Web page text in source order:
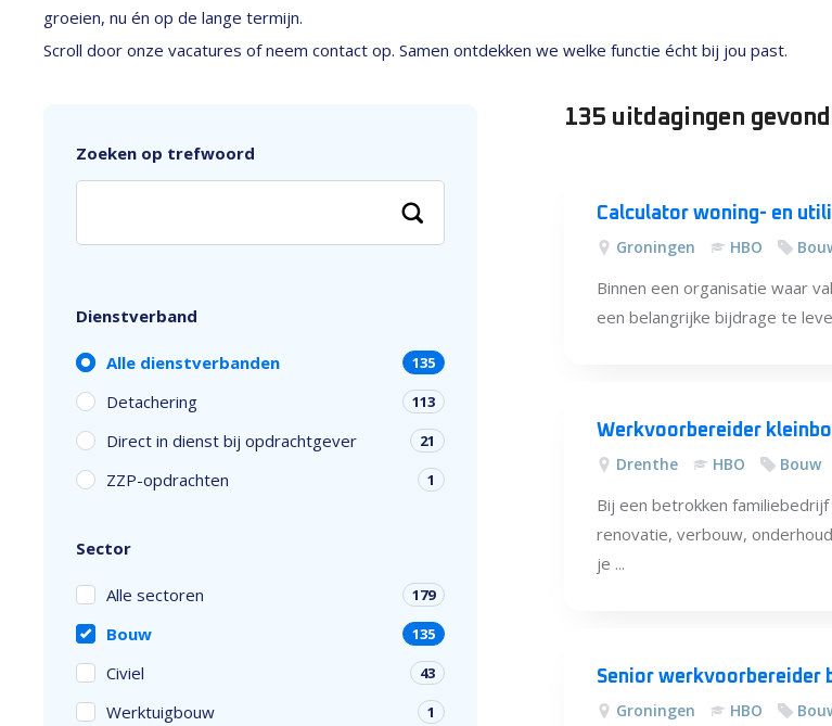
groeien, nu én op de lange termijn.
Scroll door onze vacatures of neem contact op. Samen ontdekken we welke functie écht bij jou past.
Zoeken op trefwoord
Dienstverband
Alle dienstverbanden 135
Detachering 113
Direct in dienst bij opdrachtgever 21
ZZP-opdrachten 1
Sector
Alle sectoren 179
Bouw 135
Civiel 43
Werktuigbouw 1
Alle
135 uitdagingen
Calculator woning- en
Groningen HBO
Binnen een organisatie waar
een belangrijke bijdrage te
Werkvoorbereider
Drenthe HBO Bouw
Bij een betrokken
renovatie, verbouw,
je ...
Senior werkvoorbereider
Groningen HBO